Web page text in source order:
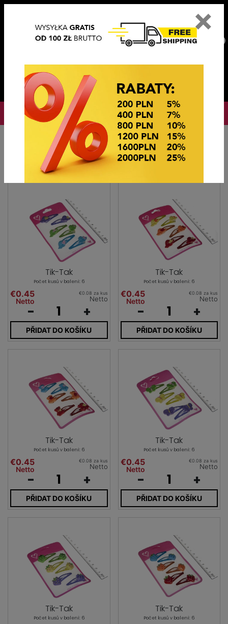
OKAZJE CENOWE
Hlavní stránka OKAZJE CENOWE TIK TAKI
Tik-Tak
Počet kusů v balení: 6
€0.45
Netto
€0.08 za kus
Netto
- +
PŘIDAT DO KOŠÍKU
Tik-Tak
Počet kusů v balení: 6
€0.45
Netto
€0.08 za kus
Netto
- +
PŘIDAT DO KOŠÍKU
Tik-Tak
Počet kusů v balení: 6
€0.45
Netto
€0.08 za kus
Netto
- +
PŘIDAT DO KOŠÍKU
Tik-Tak
Počet kusů v balení: 6
€0.45
Netto
€0.08 za kus
Netto
- +
PŘIDAT DO KOŠÍKU
Tik-Tak
Počet kusů v balení: 6
Tik-Tak
Počet kusů v balení: 6
×